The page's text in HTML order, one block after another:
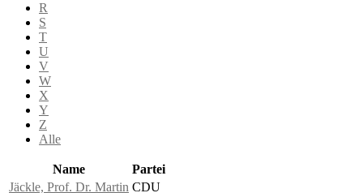
R
S
T
U
V
W
X
Y
Z
Alle
Name
Partei
Jäckle, Prof. Dr. Martin CDU